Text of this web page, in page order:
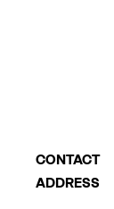
CONTACT
ADDRESS